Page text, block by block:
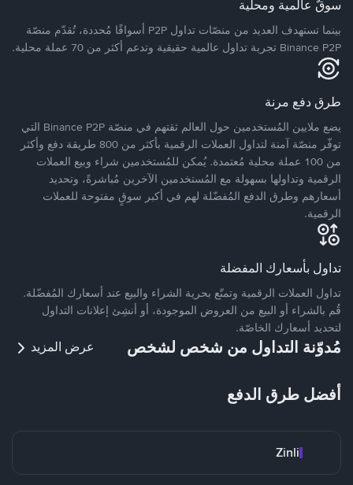
سوقٌ عالمية ومحلية
بينما تستهدف العديد من منصّات تداول P2P أسواقًا مُحددة، تُقدّم منصّة
Binance P2P تجربة تداول عالمية حقيقية وتدعم أكثر من 70 عملة محلية.
طرق دفع مرنة
يضع ملايين المُستخدمين حول العالم ثقتهم في منصّة Binance P2P التي
توفّر منصّة آمنة لتداول العملات الرقمية بأكثر من 800 طريقة دفع وأكثر
من 100 عملة محلية مُعتمدة. يُمكن للمُستخدمين شراء وبيع العملات
الرقمية وتداولها بسهولة مع المُستخدمين الآخرين مُباشرةً، وتحديد
أسعارهم وطرق الدفع المُفضّلة لهم في أكبر سوقٍ مفتوحة للعملات
الرقمية.
تداول بأسعارك المفضلة
تداول العملات الرقمية وتمتّع بحرية الشراء والبيع عند أسعارك المُفضّلة.
قُم بالشراء أو البيع من العروض الموجودة، أو أنشِئ إعلانات التداول
لتحديد أسعارك الخاصّة.
مُدوّنة التداول من شخص لشخص عرض المزيد
أفضل طرق الدفع
Zinli